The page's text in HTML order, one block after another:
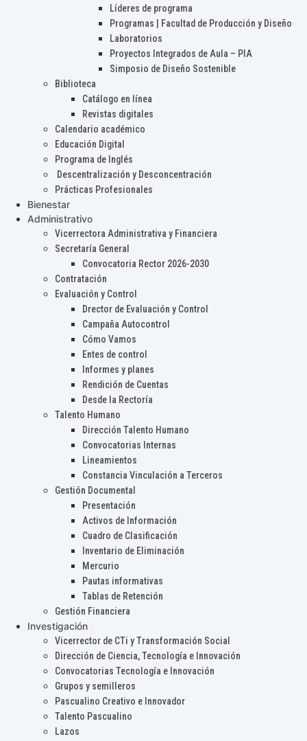
Líderes de programa
Programas | Facultad de Producción y Diseño
Laboratorios
Proyectos Integrados de Aula – PIA
Simposio de Diseño Sostenible
Biblioteca
Catálogo en línea
Revistas digitales
Calendario académico
Educación Digital
Programa de Inglés
Descentralización y Desconcentración
Prácticas Profesionales
Bienestar
Administrativo
Vicerrectora Administrativa y Financiera
Secretaría General
Convocatoria Rector 2026-2030
Contratación
Evaluación y Control
Drector de Evaluación y Control
Campaña Autocontrol
Cómo Vamos
Entes de control
Informes y planes
Rendición de Cuentas
Desde la Rectoría
Talento Humano
Dirección Talento Humano
Convocatorias Internas
Lineamientos
Constancia Vinculación a Terceros
Gestión Documental
Presentación
Activos de Información
Cuadro de Clasificación
Inventario de Eliminación
Mercurio
Pautas informativas
Tablas de Retención
Gestión Financiera
Investigación
Vicerrector de CTi y Transformación Social
Dirección de Ciencia, Tecnología e Innovación
Convocatorias Tecnología e Innovación
Grupos y semilleros
Pascualino Creativo e Innovador
Talento Pascualino
Lazos